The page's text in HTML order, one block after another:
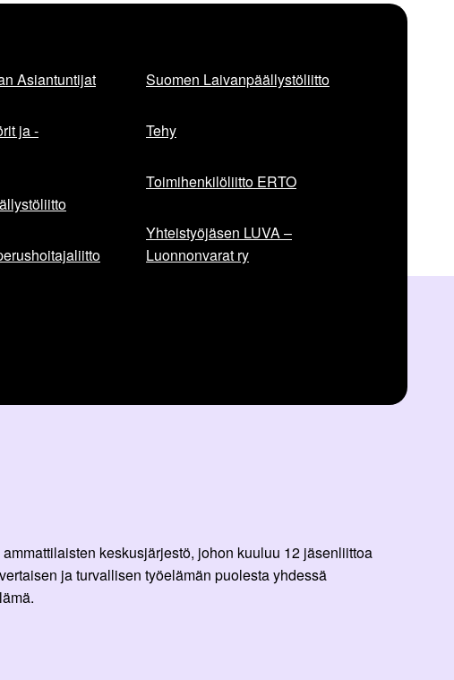
Asiantuntijat
ja -
Suomen Laivanpäällystöliitto
Tehy
Toimihenkilöliitto ERTO
Yhteistyöjäsen LUVA –
Luonnonvarat ry
keskusjärjestö, johon kuuluu 12 jäsenliittoa
ja turvallisen työelämän puolesta yhdessä